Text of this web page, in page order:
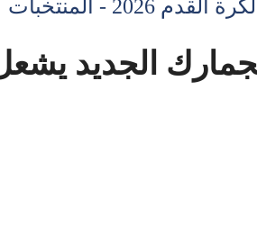
2026 - المنتخبات
الجديد